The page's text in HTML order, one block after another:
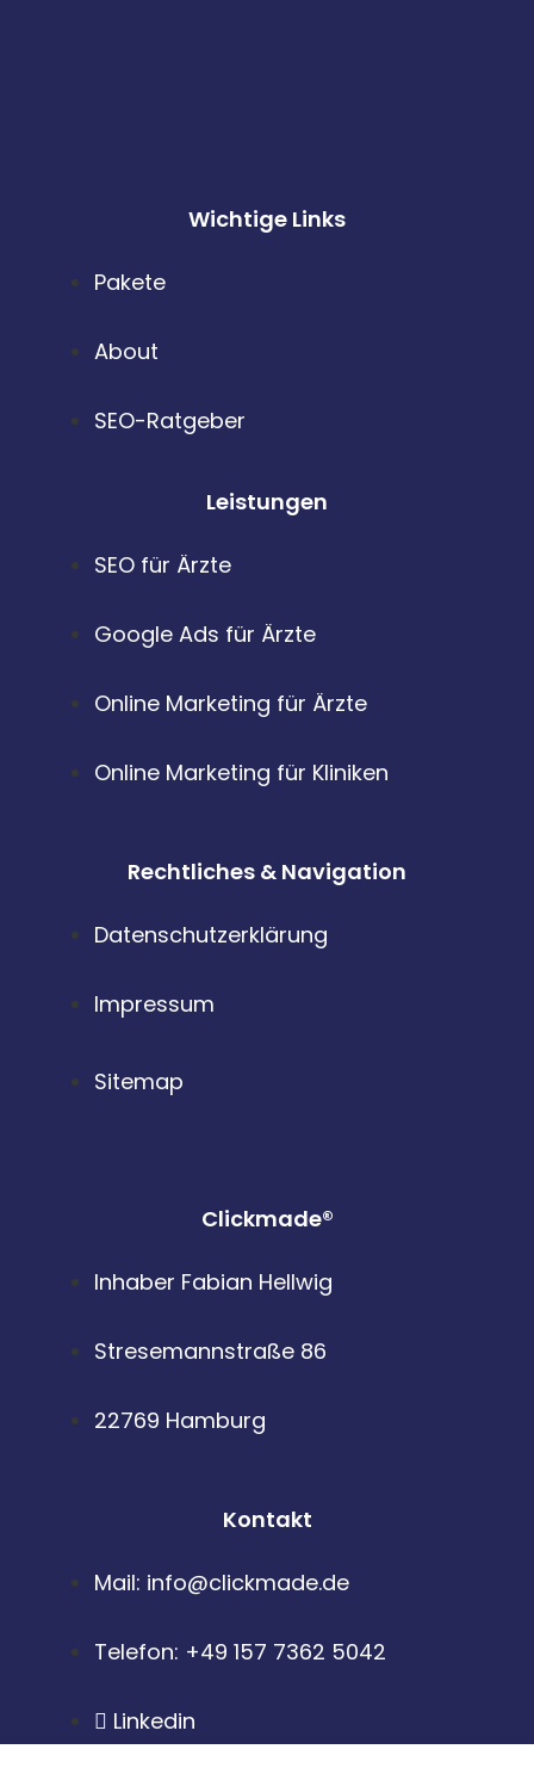
Wichtige Links
Pakete
About
SEO-Ratgeber
Leistungen
SEO für Ärzte
Google Ads für Ärzte
Online Marketing für Ärzte
Online Marketing für Kliniken
Rechtliches & Navigation
Datenschutzerklärung
Impressum
Sitemap
Clickmade®
Inhaber Fabian Hellwig
Stresemannstraße 86
22769 Hamburg
Kontakt
Mail: info@clickmade.de
Telefon: +49 157 7362 5042
Linkedin